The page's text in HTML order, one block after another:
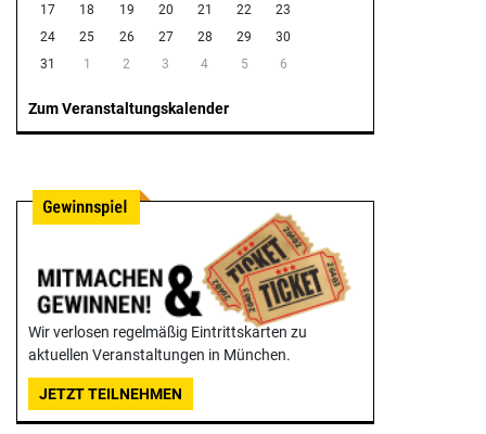
17
18 19 20 21 22
23
24
25 26 27 28 29
30
31
1 2 3 4 5 6
Zum Veranstaltungskalender
Wir verlosen regelmäßig Eintrittskarten zu
aktuellen Veranstaltungen in München.
JETZT TEILNEHMEN